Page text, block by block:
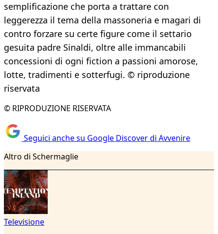
semplificazione che porta a trattare con
leggerezza il tema della massoneria e magari di
contro forzare su certe figure come il settario
gesuita padre Sinaldi, oltre alle immancabili
concessioni di ogni fiction a passioni amorose,
lotte, tradimenti e sotterfugi. © riproduzione
riservata
© RIPRODUZIONE RISERVATA
Seguici anche su Google Discover di Avvenire
Altro di Schermaglie
Televisione